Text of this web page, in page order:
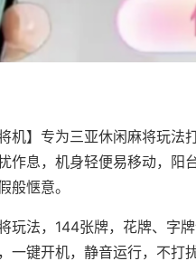
机】专为三亚休闲麻将玩
作息，机身轻便易移动，阳
般惬意。
玩法，144张牌，花牌、字
一键开机，静音运行，不打